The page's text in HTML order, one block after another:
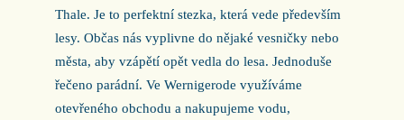
Thale. Je to perfektní stezka, která vede především
lesy. Občas nás vyplivne do nějaké vesničky nebo
města, aby vzápětí opět vedla do lesa. Jednoduše
řečeno parádní. Ve Wernigerode využíváme
otevřeného obchodu a nakupujeme vodu,